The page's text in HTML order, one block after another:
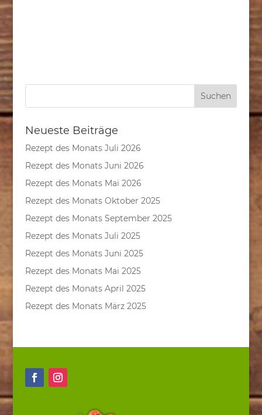
Neueste Beiträge
Rezept des Monats Juli 2026
Rezept des Monats Juni 2026
Rezept des Monats Mai 2026
Rezept des Monats Oktober 2025
Rezept des Monats September 2025
Rezept des Monats Juli 2025
Rezept des Monats Juni 2025
Rezept des Monats Mai 2025
Rezept des Monats April 2025
Rezept des Monats März 2025